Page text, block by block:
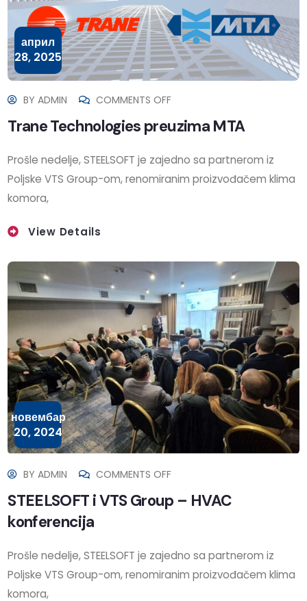
април
28, 2025
BYADMIN COMMENTS OFF
Trane Technologies preuzima MTA
Prošle nedelje, STEELSOFT je zajedno sa partnerom iz
Poljske VTS Group-om, renomiranim proizvođačem klima
komora,
View Details
новембар
20, 2024
BYADMIN COMMENTS OFF
STEELSOFT i VTS Group – HVAC
konferencija
Prošle nedelje, STEELSOFT je zajedno sa partnerom iz
Poljske VTS Group-om, renomiranim proizvođačem klima
komora,